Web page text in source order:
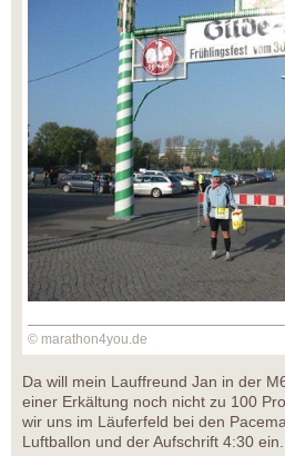
© marathon4you.de
Da will mein Lauffreund Jan in der
einer Erkältung noch nicht zu 100
wir uns im Läuferfeld bei den
Luftballon und der Aufschrift 4:30 ein.